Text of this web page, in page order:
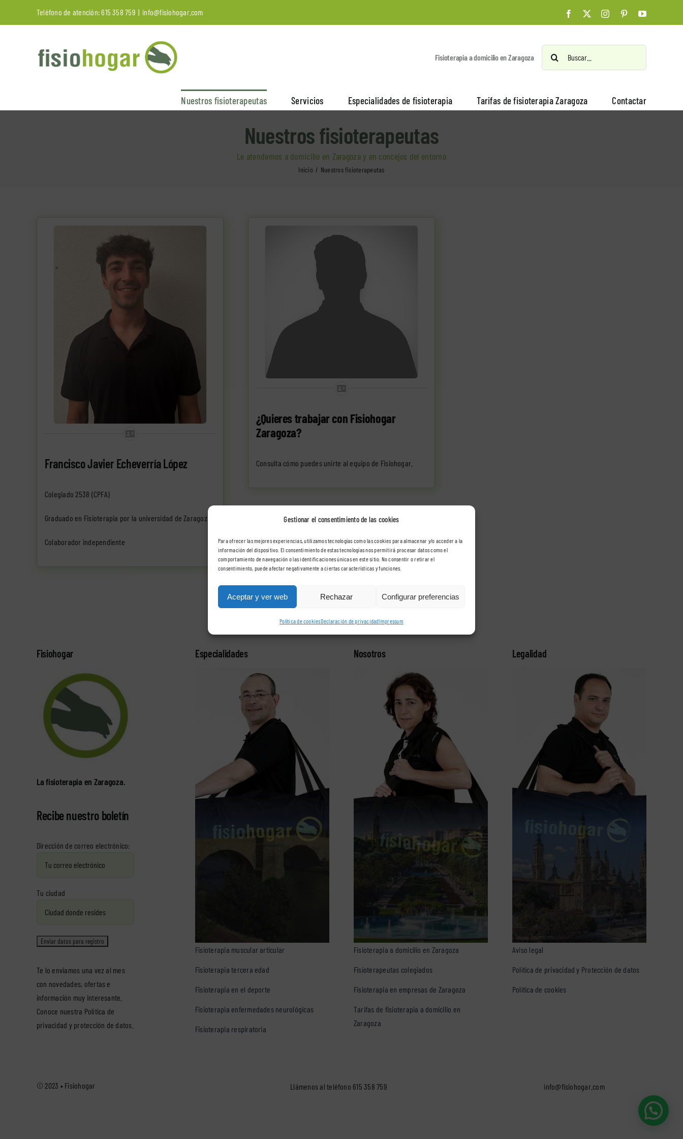
Gestionar el consentimiento de las cookies
Para ofrecer las mejores experiencias, utilizamos tecnologías como las cookies para almacenar y/o acceder a la
información del dispositivo. El consentimiento de estas tecnologías nos permitirá procesar datos como el
comportamiento de navegación o las identificaciones únicas en este sitio. No consentir o retirar el
consentimiento, puede afectar negativamente a ciertas características y funciones.
Aceptar y ver web Rechazar Configurar preferencias
Política de cookiesDeclaración de privacidadImpressum
Teléfono de atención:615 358 759 | info@fisiohogar.com Facebook Instagram
PinterestYouTube
Fisioterapia a domicilio en Zaragoza
Nuestros fisioterapeutas Servicios Especialidades de fisioterapia Tarifas de fisioterapia Zaragoza Contactar
Nuestros fisioterapeutas
Le atendemos a domicilio en Zaragoza y en concejos del entorno
Inicio Nuestros fisioterapeutas
Francisco Javier Echeverría López
Colegiado 2538 (CPFA)
Graduado en Fisioterapia por la universidad de Zaragoza
Colaborador independiente
¿Quieres trabajar con Fisiohogar
Zaragoza?
Consulta cómo puedes unirte al equipo de Fisiohogar
Fisiohogar
La fisioterapia en Zaragoza.
Recibe nuestro boletín
Dirección de correo electrónico:
Tu ciudad
Te lo enviamos una vez al mes
con novedades, ofertas e
información muy interesante.
Conoce nuestra Política de
privacidad y protección de datos
Especialidades
Fisioterapia muscular articular
Fisioterapia tercera edad
Fisioterapia en el deporte
Fisioterapia enfermedades neurológicas
Fisioterapia respiratoria
Nosotros
Fisioterapia a domicilio en Zaragoza
Fisioterapeutas colegiados
Fisioterapia en empresas de Zaragoza
Tarifas de fisioterapia a domicilio en
Zaragoza
Legalidad
Aviso legal
Política de privacidad y Protección de datos
Política de cookies
© 2023 • Fisiohogar Llámenos al teléfono 615 358 759 info@fisiohogar.com